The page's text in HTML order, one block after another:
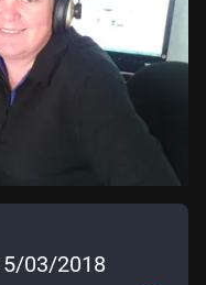
03/2018